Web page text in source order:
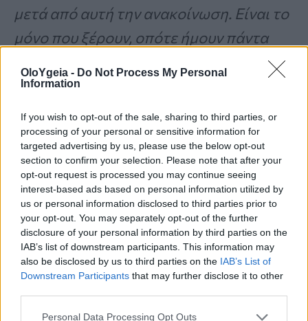
OloYgeia - Do Not Process My Personal
Information
If you wish to opt-out of the sale, sharing to third parties, or
processing of your personal or sensitive information for
targeted advertising by us, please use the below opt-out
section to confirm your selection. Please note that after your
opt-out request is processed you may continue seeing
interest-based ads based on personal information utilized by
us or personal information disclosed to third parties prior to
your opt-out. You may separately opt-out of the further
disclosure of your personal information by third parties on the
IAB’s list of downstream participants. This information may
also be disclosed by us to third parties on the IAB’s List of
Downstream Participants that may further disclose it to other
Personal Data Processing Opt Outs
μετά από αυτή την ανακοίνωση. Είναι το
μόνο που ξέρουν, οπότε ήμουν πάντα
Αντλώντας έμπνευση από την30ετή
μάχη του πατέρα τουμε τον καρκίνο
Barnes είναιαποφασισμένος να μην
αφήσει τη διάγνωσή του να τον
καθορίσει. «Ο μπαμπάς μου έχει
καρκίνο για πάνω από 30 χρόνια. Οι
φίλοι μου δεν μπορούν να πιστέψουν
πώς το κάνει, αλλά το κάνει! Μου αρέσει
να πιστεύω ότι ακολουθώ τα βήματά του